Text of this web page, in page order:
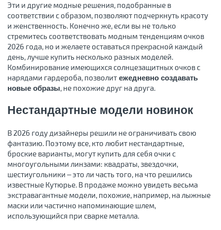
Эти и другие модные решения, подобранные в
соответствии с образом, позволяют подчеркнуть красоту
и женственность. Конечно же, если вы не только
стремитесь соответствовать модным тенденциям очков
2026 года, но и желаете оставаться прекрасной каждый
день, лучше купить несколько разных моделей.
Комбинирование имеющихся солнцезащитных очков с
нарядами гардероба, позволит ежедневно создавать
новые образы, не похожие друг на друга.
Нестандартные модели новинок
В 2026 году дизайнеры решили не ограничивать свою
фантазию. Поэтому все, кто любит нестандартные,
броские варианты, могут купить для себя очки с
многоугольными линзами: квадраты, звездочки,
шестиугольники – это ли часть того, на что решились
известные Кутюрье. В продаже можно увидеть весьма
экстравагантные модели, похожие, например, на лыжные
маски или частично напоминающие шлем,
использующийся при сварке металла.